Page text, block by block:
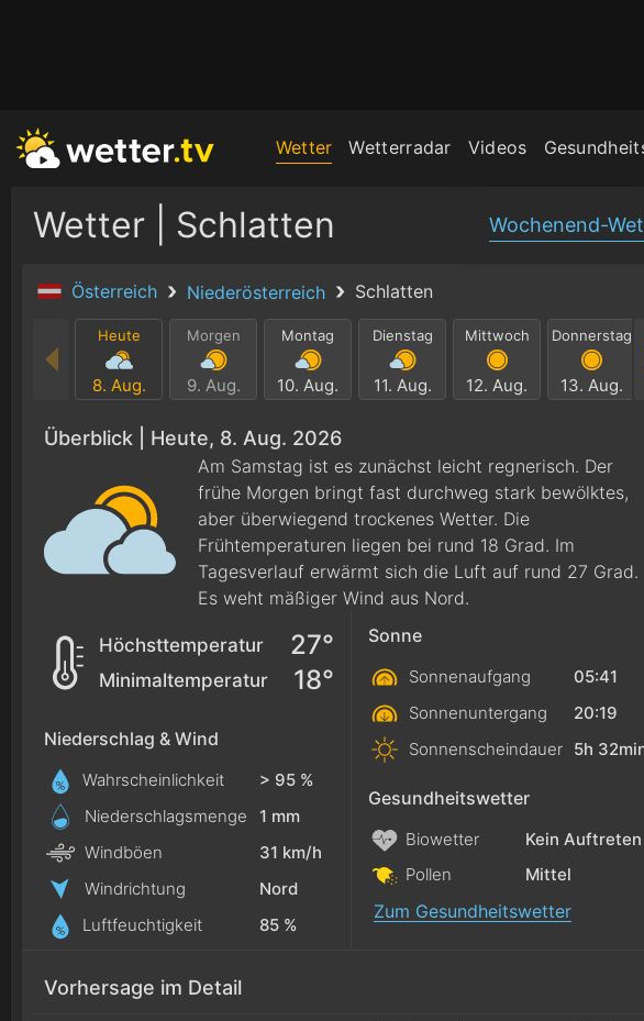
Wetter Wetterradar Videos
Wetter | Schlatten Wochenend-
Österreich Niederösterreich Schlatten
Heute
8. Aug.
Morgen
9. Aug.
Montag
10. Aug.
Dienstag
11. Aug.
Mittwoch
12. Aug.
Donnerstag
13. Aug.
Überblick | Heute, 8. Aug. 2026
Am Samstag ist es zunächst leicht regnerisch. Der
frühe Morgen bringt fast durchweg stark bewölktes,
aber überwiegend trockenes Wetter. Die
Frühtemperaturen liegen bei rund 18 Grad. Im
Tagesverlauf erwärmt sich die Luft auf rund 27 Grad.
Es weht mäßiger Wind aus Nord.
Höchsttemperatur 27°
Minimaltemperatur 18°
Niederschlag & Wind
Wahrscheinlichkeit
> 95 %
Niederschlagsmenge
1 mm
Windböen
31 km/h
Windrichtung
Nord
Luftfeuchtigkeit
85 %
Sonne
Sonnenaufgang
05:41
Sonnenuntergang
20:19
Sonnenscheindauer 5h
Gesundheitswetter
Biowetter
Kein Auftreten
Pollen
Mittel
Zum Gesundheitswetter
Vorhersage im Detail